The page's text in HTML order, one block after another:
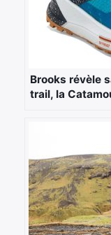
Brooks révèle
trail, la